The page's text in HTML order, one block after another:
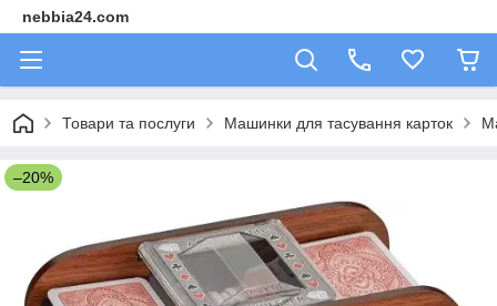
nebbia24.com
Товари та послуги Машинки для тасування карток
–20%